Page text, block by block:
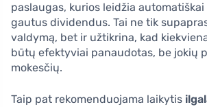
paslaugas, kurios leidžia
gautus dividendus. Tai ne tik
valdymą, bet ir užtikrina, kad
būtų efektyviai panaudotas, be jokių
mokesčių.
Taip pat rekomenduojama laikytis